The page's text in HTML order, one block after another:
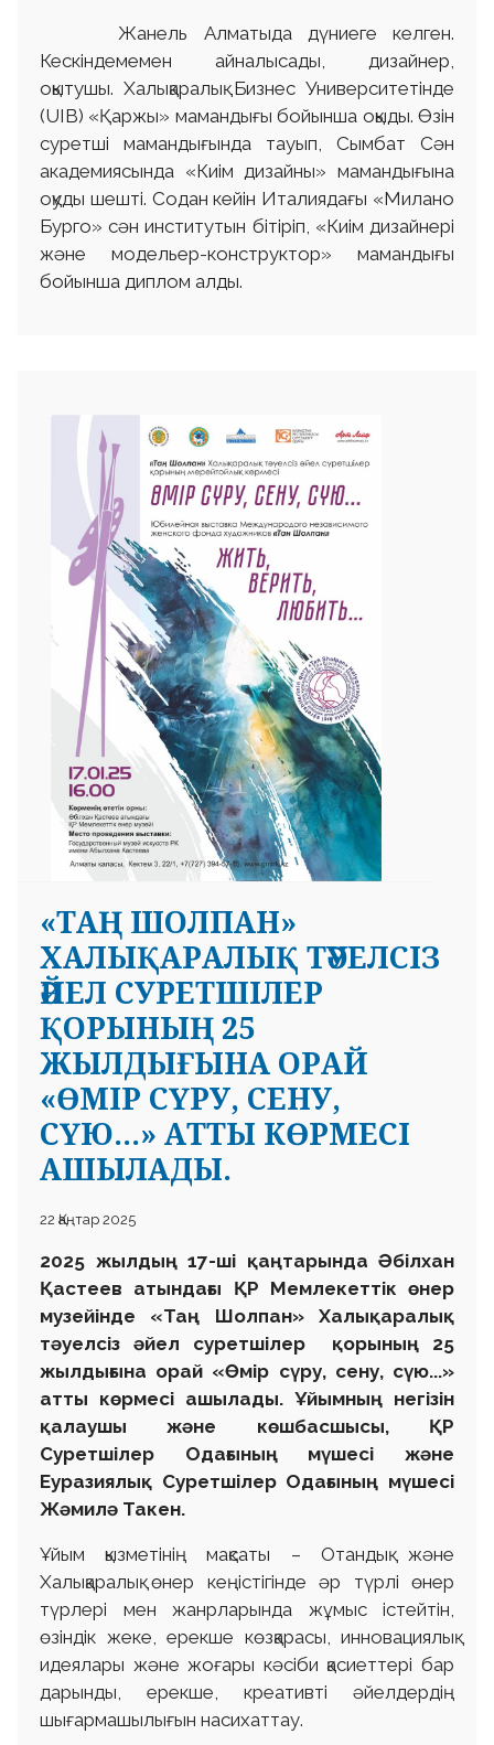
Жанель Алматыда дүниеге келген.
Кескіндемемен айналысады, дизайнер,
оқытушы. Халықаралық Бизнес Университетінде
(UIB) «Қаржы» мамандығы бойынша оқыды. Өзін
суретші мамандығында тауып, Сымбат Сән
академиясында «Киім дизайны» мамандығына
оқуды шешті. Содан кейін Италиядағы «Милано
Бурго» сән институтын бітіріп, «Киім дизайнері
және модельер-конструктор» мамандығы
бойынша диплом алды.
«ТАҢ ШОЛПАН»
ХАЛЫҚАРАЛЫҚ ТӘУЕЛСІЗ
ӘЙЕЛ СУРЕТШІЛЕР
ҚОРЫНЫҢ 25
ЖЫЛДЫҒЫНА ОРАЙ
«ӨМІР СҮРУ, СЕНУ,
СҮЮ...» АТТЫ КӨРМЕСІ
АШЫЛАДЫ.
22 Қаңтар 2025
2025 жылдың 17-ші қаңтарында Әбілхан
Қастеев атындағы ҚР Мемлекеттік өнер
музейінде «Таң Шолпан» Халықаралық
тәуелсіз әйел суретшілер қорының 25
жылдығына орай «Өмір сүру, сену, сүю...»
атты көрмесі ашылады. Ұйымның негізін
қалаушы және көшбасшысы, ҚР
Суретшілер Одағының мүшесі және
Еуразиялық Суретшілер Одағының мүшесі
Жәмилә Такен.
Ұйым қызметінің мақсаты – Отандық және
Халықаралық өнер кеңістігінде әр түрлі өнер
түрлері мен жанрларында жұмыс істейтін,
өзіндік жеке, ерекше көзқарасы, инновациялық
идеялары және жоғары кәсіби қасиеттері бар
дарынды, ерекше, креативті әйелдердің
шығармашылығын насихаттау.